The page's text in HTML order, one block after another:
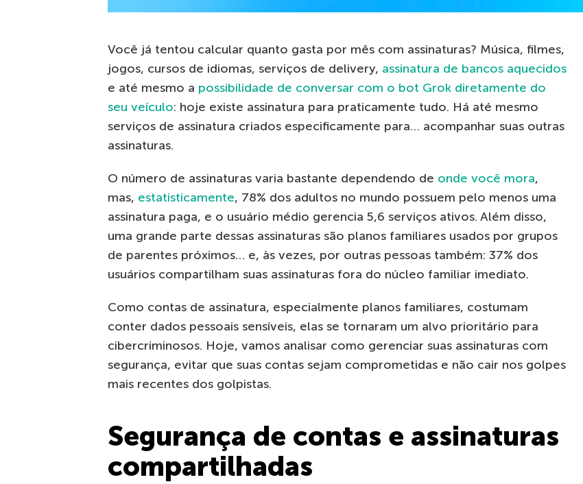
Você já tentou calcular quanto gasta por mês com assinaturas? Música, filmes,
jogos, cursos de idiomas, serviços de delivery, assinatura de bancos aquecidos
e até mesmo a possibilidade de conversar com o bot Grok diretamente do
seu veículo: hoje existe assinatura para praticamente tudo. Há até mesmo
serviços de assinatura criados especificamente para… acompanhar suas outras
assinaturas.
O número de assinaturas varia bastante dependendo de onde você mora,
mas, estatisticamente, 78% dos adultos no mundo possuem pelo menos uma
assinatura paga, e o usuário médio gerencia 5,6 serviços ativos. Além disso,
uma grande parte dessas assinaturas são planos familiares usados por grupos
de parentes próximos… e, às vezes, por outras pessoas também: 37% dos
usuários compartilham suas assinaturas fora do núcleo familiar imediato.
Como contas de assinatura, especialmente planos familiares, costumam
conter dados pessoais sensíveis, elas se tornaram um alvo prioritário para
cibercriminosos. Hoje, vamos analisar como gerenciar suas assinaturas com
segurança, evitar que suas contas sejam comprometidas e não cair nos golpes
mais recentes dos golpistas.
Segurança de contas e assinaturas
compartilhadas